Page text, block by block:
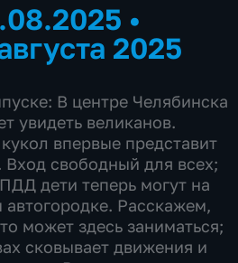
•
2025
В центре Челябинска
увидеть великанов.
впервые представит
Вход свободный для всех;
дети теперь могут на
автогородке. Расскажем,
может здесь заниматься;
сковывает движения и